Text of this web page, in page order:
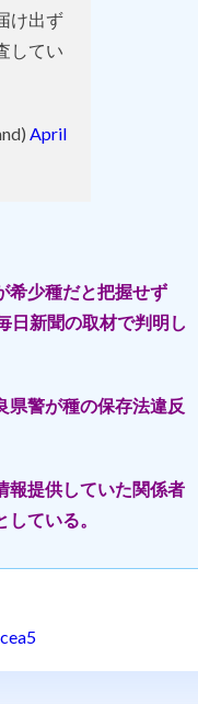
け出ず
してい
April
希少種だと把握せず
日新聞の取材で判明し
県警が種の保存法違反
報提供していた関係者
ている。